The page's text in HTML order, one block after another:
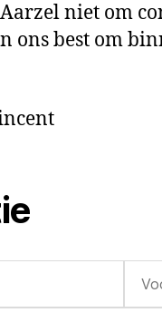
niet om
ons best om